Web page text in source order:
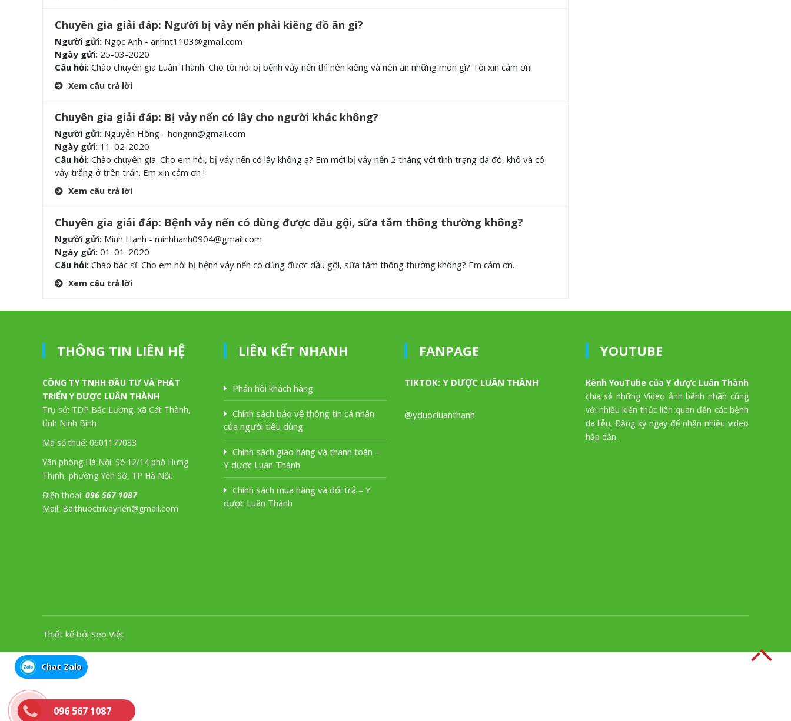
Chuyên gia giải đáp: Người bị vảy nến phải kiêng đồ ăn gì?
Người gửi: Ngọc Anh - anhnt1103@gmail.com
Ngày gửi: 25-03-2020
Câu hỏi: Chào chuyên gia Luân Thành. Cho tôi hỏi bị bệnh vảy nến thì nên kiêng và nên ăn những món gì? Tôi xin cảm ơn!
Xem câu trả lời
Chuyên gia giải đáp: Bị vảy nến có lây cho người khác không?
Người gửi: Nguyễn Hồng - hongnn@gmail.com
Ngày gửi: 11-02-2020
Câu hỏi: Chào chuyên gia. Cho em hỏi, bị vảy nến có lây không ạ? Em mới bị vảy nến 2 tháng với tình trạng da đỏ, khô và có
vảy trắng ở trên trán. Em xin cảm ơn !
Xem câu trả lời
Chuyên gia giải đáp: Bệnh vảy nến có dùng được dầu gội, sữa tắm thông thường không?
Người gửi: Minh Hạnh - minhhanh0904@gmail.com
Ngày gửi: 01-01-2020
Câu hỏi: Chào bác sĩ. Cho em hỏi bị bệnh vảy nến có dùng được dầu gội, sữa tắm thông thường không? Em cảm ơn.
Xem câu trả lời
THÔNG TIN LIÊN HỆ
CÔNG TY TNHH ĐẦU TƯ VÀ PHÁT
TRIỂN Y DƯỢC LUÂN THÀNH
Trụ sở: TDP Bắc Lương, xã Cát Thành,
tỉnh Ninh Bình
Mã số thuế: 0601177033
Văn phòng Hà Nội: Số 12/14 phố Hưng
Thịnh, phường Yên Sở, TP Hà Nội.
Điện thoại: 096 567 1087
Mail: Baithuoctrivaynen@gmail.com
LIÊN KẾT NHANH
Phản hồi khách hàng
Chính sách bảo vệ thông tin cá nhân
của người tiêu dùng
Chính sách giao hàng và thanh toán –
Y dược Luân Thành
Chính sách mua hàng và đổi trả – Y
dược Luân Thành
FANPAGE
TIKTOK: Y DƯỢC LUÂN THÀNH
@yduocluanthanh
YOUTUBE
Kênh YouTube của Y dược Luân Thành
chia sẻ những Video ảnh bệnh nhân cùng
với nhiều kiến thức liên quan đến các bệnh
da liễu. Đăng ký ngay để nhận nhiều video
hấp dẫn.
Thiết kế bởi Seo Việt
096 567 1087
Chat Zalo